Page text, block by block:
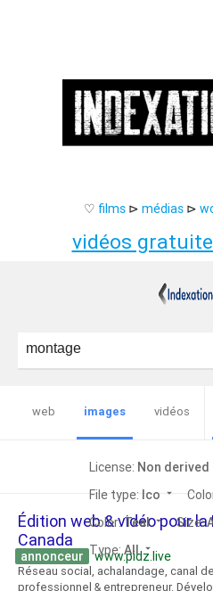
♡ films ⊳ médias ⊳
vidéos
web images vidéos
License: Non derived
File type: Ico arrow_drop_down
Color:Teal arrow_drop_down Size:
Type:All arrow_drop_down
Édition web & vidéo pour la
Canada
annonceur www.pidz.live
Réseau social, achalandage, canal
professionnel & entrepreneur.